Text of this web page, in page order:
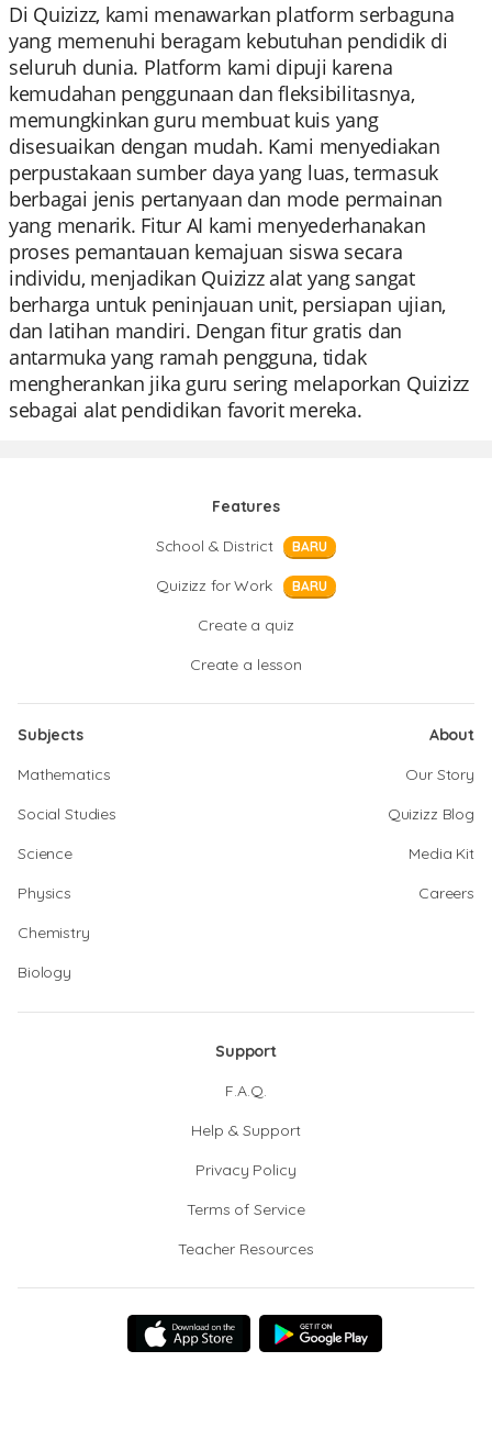
Di Quizizz, kami menawarkan platform serbaguna
yang memenuhi beragam kebutuhan pendidik di
seluruh dunia. Platform kami dipuji karena
kemudahan penggunaan dan fleksibilitasnya,
memungkinkan guru membuat kuis yang
disesuaikan dengan mudah. Kami menyediakan
perpustakaan sumber daya yang luas, termasuk
berbagai jenis pertanyaan dan mode permainan
yang menarik. Fitur AI kami menyederhanakan
proses pemantauan kemajuan siswa secara
individu, menjadikan Quizizz alat yang sangat
berharga untuk peninjauan unit, persiapan ujian,
dan latihan mandiri. Dengan fitur gratis dan
antarmuka yang ramah pengguna, tidak
mengherankan jika guru sering melaporkan Quizizz
sebagai alat pendidikan favorit mereka.
Features
School & District
BARU
Quizizz for Work BARU
Create a quiz
Create a lesson
Subjects
Mathematics
Social Studies
Science
Physics
Chemistry
Biology
About
Our Story
Quizizz Blog
Media Kit
Careers
Support
F.A.Q.
Help & Support
Privacy Policy
Terms of Service
Teacher Resources